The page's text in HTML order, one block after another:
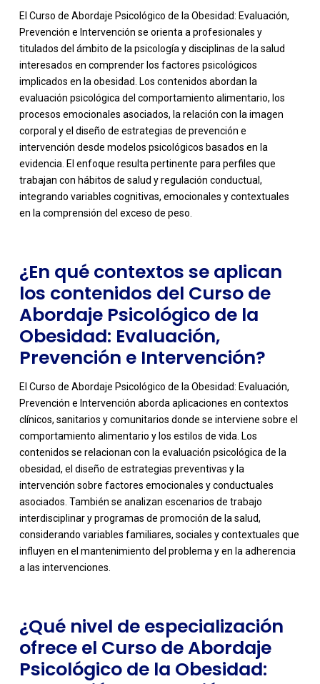
El Curso de Abordaje Psicológico de la Obesidad: Evaluación,
Prevención e Intervención se orienta a profesionales y
titulados del ámbito de la psicología y disciplinas de la salud
interesados en comprender los factores psicológicos
implicados en la obesidad. Los contenidos abordan la
evaluación psicológica del comportamiento alimentario, los
procesos emocionales asociados, la relación con la imagen
corporal y el diseño de estrategias de prevención e
intervención desde modelos psicológicos basados en la
evidencia. El enfoque resulta pertinente para perfiles que
trabajan con hábitos de salud y regulación conductual,
integrando variables cognitivas, emocionales y contextuales
en la comprensión del exceso de peso.
-
¿En qué contextos se aplican
los contenidos del Curso de
Abordaje Psicológico de la
Obesidad: Evaluación,
Prevención e Intervención?
El Curso de Abordaje Psicológico de la Obesidad: Evaluación,
Prevención e Intervención aborda aplicaciones en contextos
clínicos, sanitarios y comunitarios donde se interviene sobre el
comportamiento alimentario y los estilos de vida. Los
contenidos se relacionan con la evaluación psicológica de la
obesidad, el diseño de estrategias preventivas y la
intervención sobre factores emocionales y conductuales
asociados. También se analizan escenarios de trabajo
interdisciplinar y programas de promoción de la salud,
considerando variables familiares, sociales y contextuales que
influyen en el mantenimiento del problema y en la adherencia
a las intervenciones.
-
¿Qué nivel de especialización
ofrece el Curso de Abordaje
Psicológico de la Obesidad: